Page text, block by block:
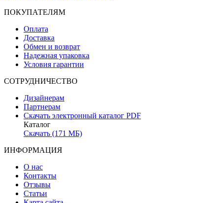
ПОКУПАТЕЛЯМ
Оплата
Доставка
Обмен и возврат
Надежная упаковка
Условия гарантии
СОТРУДНИЧЕСТВО
Дизайнерам
Партнерам
Скачать электронный каталог PDF
Каталог
Скачать (171 МБ)
ИНФОРМАЦИЯ
О нас
Контакты
Отзывы
Статьи